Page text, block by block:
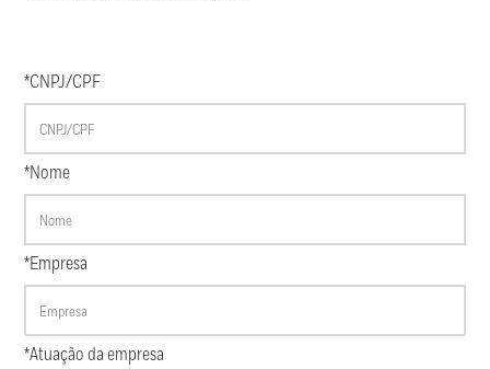
*CNPJ/CPF
*Nome
*Empresa
*Atuação da empresa